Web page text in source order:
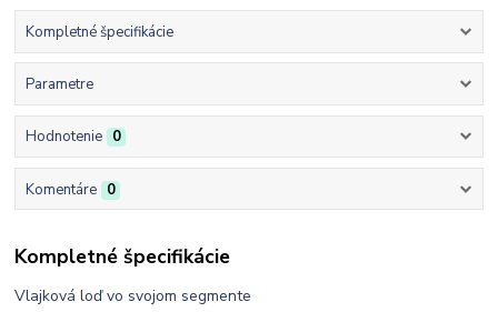
Kompletné špecifikácie
Parametre
Hodnotenie 0
Komentáre 0
Kompletné špecifikácie
Vlajková loď vo svojom segmente